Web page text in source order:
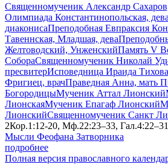
Священномученик Александр
Олимпиада Константинопольская,
диаконисаПреподобная Евпраксия
Тавеннская, Младшая, дева
Желтоводский, УнженскийПамять V
СобораСвященномученик Николай
пресвитерИсповедница Ираида Тихова
Фригиец, врачПраведная Анна, мать
БогородицыМученик Аттал Лионский
ЛионскаяМученик Епагаф Лионский
ЛионскийСвященномученик Санкт
2Кор.1:12-20, Мф.22:23–33,
Мысли Феофана Затворника
подробнее
Полная версия православного